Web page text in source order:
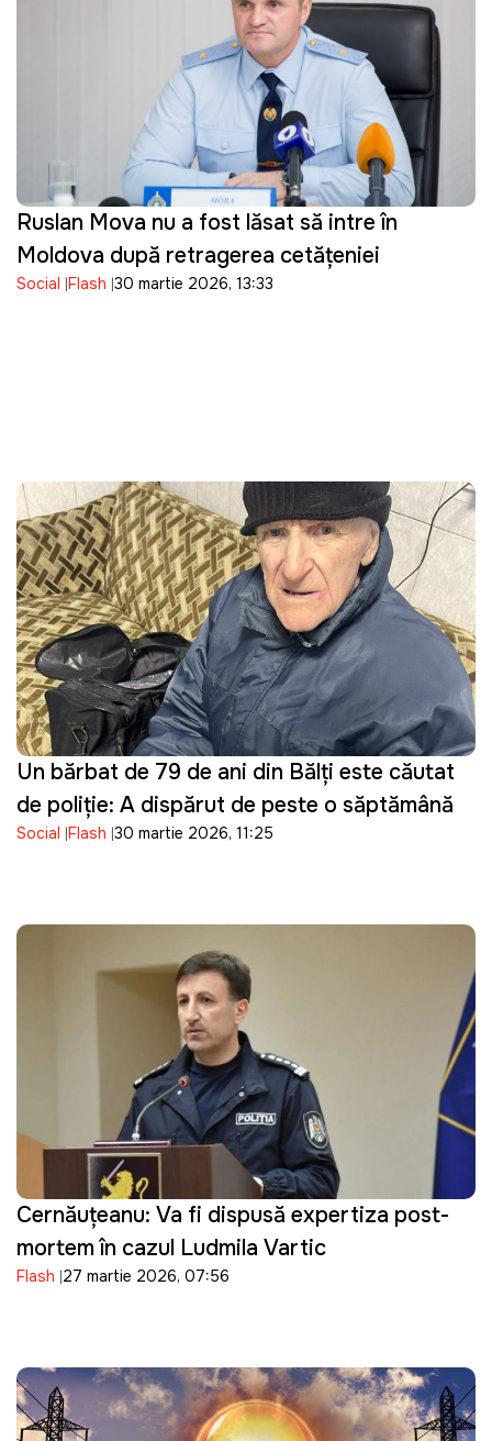
Ruslan Mova nu a fost lăsat să intre în
Moldova după retragerea cetățeniei
Social Flash 30 martie 2026, 13:33
Un bărbat de 79 de ani din Bălți este căutat
de poliție: A dispărut de peste o săptămână
Social Flash 30 martie 2026, 11:25
Cernăuțeanu: Va fi dispusă expertiza post-
mortem în cazul Ludmila Vartic
Flash 27 martie 2026, 07:56